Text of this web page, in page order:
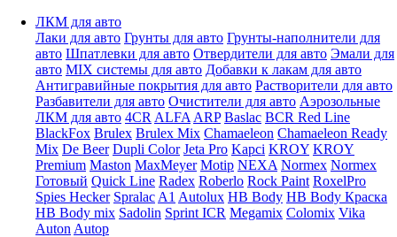
ЛКМ для авто
Лаки для авто Грунты для авто Грунты-наполнители для
авто Шпатлевки для авто Отвердители для авто Эмали для
авто MIX системы для авто Добавки к лакам для авто
Антигравийные покрытия для авто Растворители для авто
Разбавители для авто Очистители для авто Аэрозольные
ЛКМ для авто 4CR ALFA ARP Baslac BCR Red Line
BlackFox Brulex Brulex Mix Chamaeleon Chamaeleon Ready
Mix De Beer Dupli Color Jeta Pro Kapci KROY KROY
Premium Maston MaxMeyer Motip NEXA Normex Normex
Готовый Quick Line Radex Roberlo Rock Paint RoxelPro
Spies Hecker Spralac A1 Autolux HB Body HB Body Краска
HB Body mix Sadolin Sprint ICR Megamix Colomix Vika
Auton Autop